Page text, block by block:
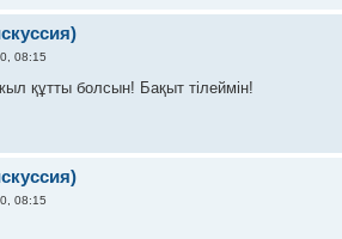
08:15
құтты болсын! Бақыт тілеймін!
08:15